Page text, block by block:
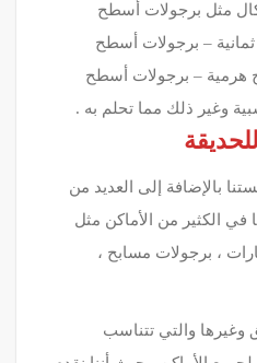
مثل برجولات أسطح
– برجولات أسطح
هرمية – برجولات أسطح
وغير ذلك مما تحلم به .
بالإضافة إلى العديد من
في الكثير من الأماكن مثل
، برجولات مسابح ،
وغيرها والتي تتناسب